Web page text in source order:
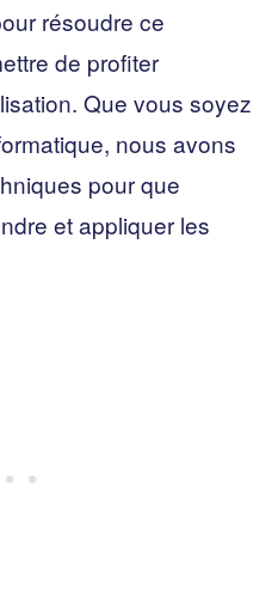
résoudre ce
de profiter
Que vous soyez
nous avons
pour que
et appliquer les